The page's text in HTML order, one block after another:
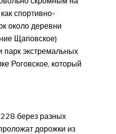
спортивно-
около деревни
Щаповское)
экстремальных
Роговское, который
берез разных
дорожки из